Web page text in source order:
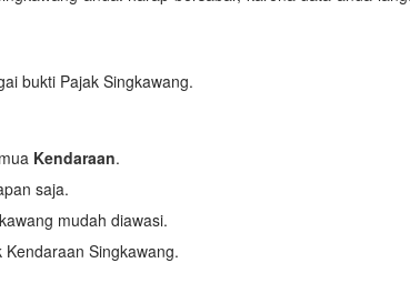
bukti Pajak Singkawang.
Kendaraan.
saja.
mudah diawasi.
Singkawang.